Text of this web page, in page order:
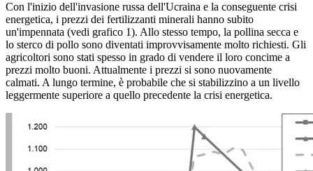
Con l'inizio dell'invasione russa dell'Ucraina e la conseguente crisi
energetica, i prezzi dei fertilizzanti minerali hanno subito
un'impennata (vedi grafico 1). Allo stesso tempo, la pollina secca e
lo sterco di pollo sono diventati improvvisamente molto richiesti. Gli
agricoltori sono stati spesso in grado di vendere il loro concime a
prezzi molto buoni. Attualmente i prezzi si sono nuovamente
calmati. A lungo termine, è probabile che si stabilizzino a un livello
leggermente superiore a quello precedente la crisi energetica.